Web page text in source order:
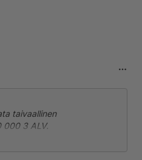
taivaallinen
000 3 ALV.